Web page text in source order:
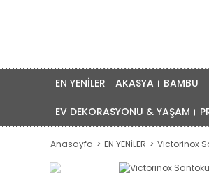
EN YENİLER AKASYA BAMBU
EV DEKORASYONU & YAŞAM
Anasayfa EN YENİLER Victorinox